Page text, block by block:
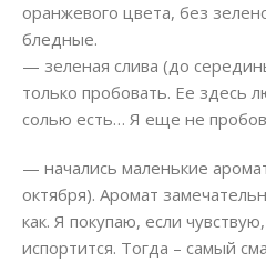
оранжевого цвета, без
бледные.
— зеленая слива (до
только пробовать. Ее здесь
солью есть… Я еще не
— начались маленькие
октября). Аромат
как. Я покупаю, если
испортится. Тогда – самый